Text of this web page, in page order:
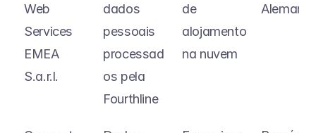
Web
Services
EMEA
S.a.r.l.
dados
pessoais
processad
os pela
Fourthline
de
alojamento
na nuvem